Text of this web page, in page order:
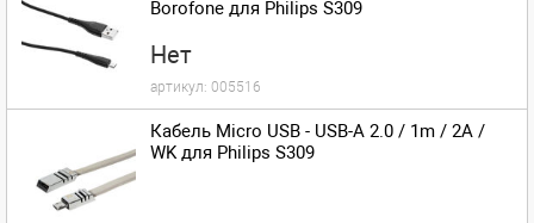
Borofone для Philips S309
Нет
артикул: 005516
Кабель Micro USB - USB-A 2.0 / 1m / 2A /
WK для Philips S309